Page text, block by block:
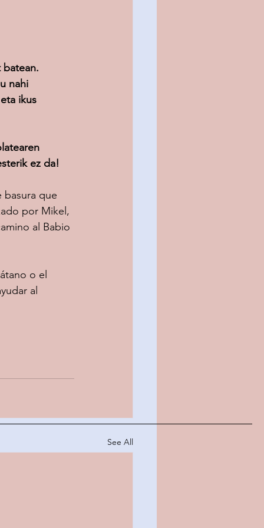
nahi
ikus
ez da!
basura que
por Mikel,
al Babio
o el
al
See All